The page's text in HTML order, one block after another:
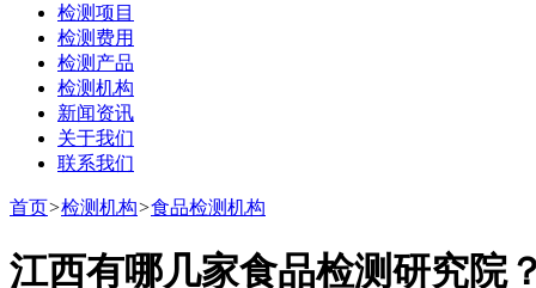
检测项目
检测费用
检测产品
检测机构
新闻资讯
关于我们
联系我们
首页>检测机构>食品检测机构
江西有哪几家食品检测研究院？